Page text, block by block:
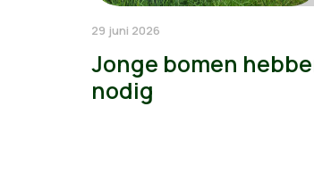
29 juni 2026
Jonge bomen
nodig